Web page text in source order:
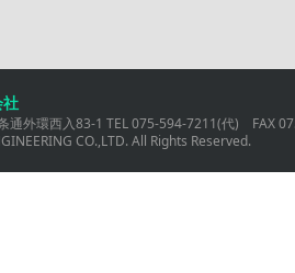
通外環西入83-1 TEL 075-594-7211(代) FAX
CO.,LTD. All Rights Reserved.